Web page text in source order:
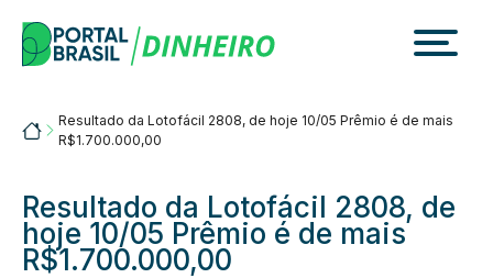
content
Portalbrasil
Resultado da Lotofácil 2808, de hoje 10/05 Prêmio é de mais
R$1.700.000,00
Resultado da Lotofácil 2808, de
hoje 10/05 Prêmio é de mais
R$1.700.000,00